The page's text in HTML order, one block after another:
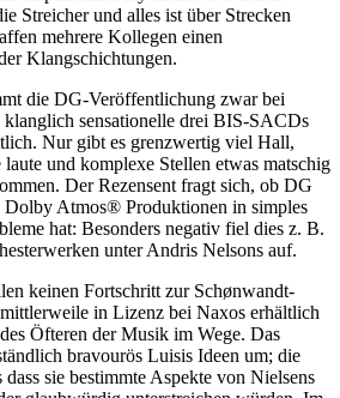
Streicher und alles ist über Strecken
mehrere Kollegen einen
Klangschichtungen.
die DG-Veröffentlichung zwar bei
klanglich sensationelle drei BIS-SACDs
Nur gibt es grenzwertig viel Hall,
und komplexe Stellen etwas matschig
Der Rezensent fragt sich, ob DG
Atmos® Produktionen in simples
hat: Besonders negativ fiel dies z. B.
unter Andris Nelsons auf.
keinen Fortschritt zur Schønwandt-
in Lizenz bei Naxos erhältlich
Öfteren der Musik im Wege. Das
bravourös Luisis Ideen um; die
dass sie bestimmte Aspekte von Nielsens